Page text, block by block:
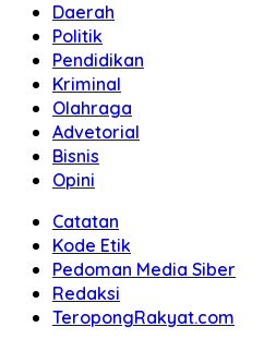
Daerah
Politik
Pendidikan
Kriminal
Olahraga
Advetorial
Bisnis
Opini
Catatan
Kode Etik
Pedoman Media Siber
Redaksi
TeropongRakyat.com